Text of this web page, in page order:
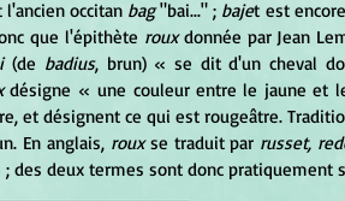
occitan bag "bai..." ; bajet est
que l'épithète roux donnée par Jean
(de badius, brun) « se dit d'un cheval
désigne « une couleur entre le jaune et
et désignent ce qui est rougeâtre.
En anglais, roux se traduit par russet,
; des deux termes sont donc pratiquement